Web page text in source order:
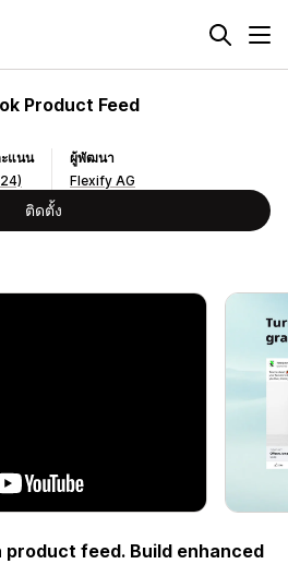
Product Feed
แนน
ผู้พัฒนา
Flexify AG
ติดตั้ง
product feed. Build enhanced